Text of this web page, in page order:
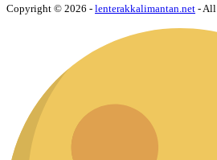
Copyright © 2026 - lenterakkalimantan.net - All